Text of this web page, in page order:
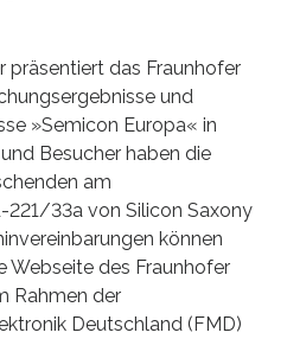
präsentiert das Fraunhofer
und
»Semicon Europa« in
Besucher haben die
am
33a von Silicon Saxony
können
Webseite des Fraunhofer
Rahmen der
Deutschland (FMD)